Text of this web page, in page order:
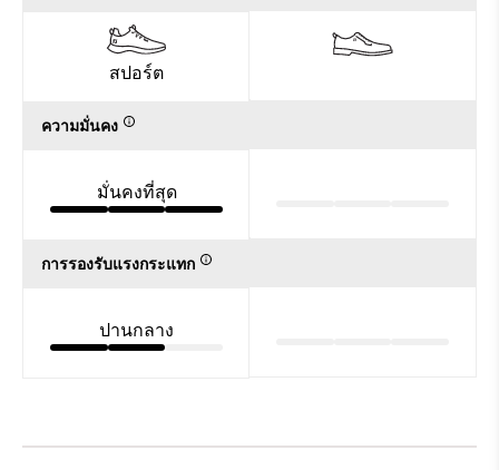
สปอร์ต
ความมั่นคง
มั่นคงที่สุด
การรองรับแรงกระแทก
ปานกลาง